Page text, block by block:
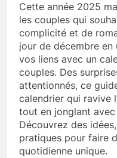
Cette année 2025
les couples qui
complicité et de
jour de décembre
vos liens avec un
couples. Des
attentionnés, ce
calendrier qui ravive
tout en jonglant
Découvrez des
pratiques pour faire
quotidienne unique.